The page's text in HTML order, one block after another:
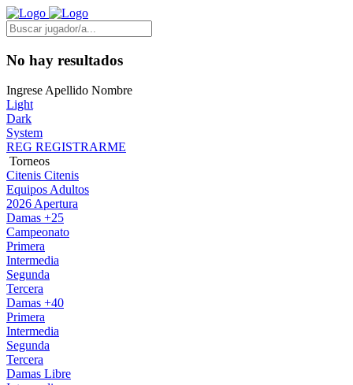
No hay resultados
Ingrese Apellido Nombre
Light
Dark
System
REG REGISTRARME
Torneos
Citenis Citenis
Equipos Adultos
2026 Apertura
Damas +25
Campeonato
Primera
Intermedia
Segunda
Tercera
Damas +40
Primera
Intermedia
Segunda
Tercera
Damas Libre